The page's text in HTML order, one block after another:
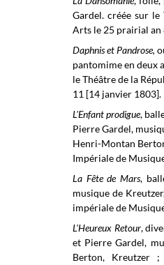
Gardel. créée sur le
Arts le 25 prairial
Daphnis et Pandrose,
pantomime en deux
le Théâtre de la
11 [14 janvier 1803].
L'Enfant prodigue,
Pierre Gardel,
Henri-Montan
Impériale de
La Fête de Mars,
musique de
impériale de
L'Heureux Retour,
et Pierre Gardel,
Berton, Kreutzer